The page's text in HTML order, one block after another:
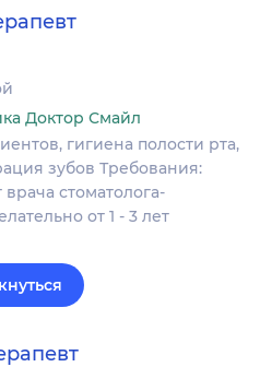
Доктор Смайл
гигиена полости рта,
зубов Требования:
стоматолога-
от 1 - 3 лет